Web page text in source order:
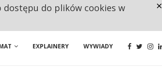
EXPLAINERY WYWIADY
dostępu do plików cookies w
×